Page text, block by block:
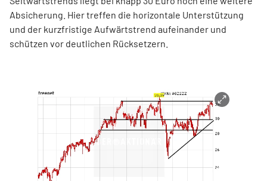
Absicherung. Hier treffen die horizontale Unterstützung
und der kurzfristige Aufwärtstrend aufeinander und
schützen vor deutlichen Rücksetzern.